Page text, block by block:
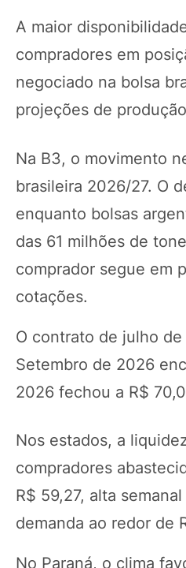
A maior
compradores em
negociado na bolsa
projeções de
Na B3, o movimento
brasileira 2026/27. O
enquanto bolsas
das 61 milhões de
comprador segue em
cotações.
O contrato de julho de
Setembro de 2026
2026 fechou a R$
Nos estados, a
compradores
R$ 59,27, alta
demanda ao redor de
No Paraná, o clima